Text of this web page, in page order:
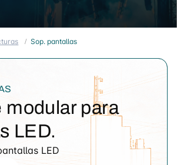
Sop. pantallas
modular para
LED.
LED